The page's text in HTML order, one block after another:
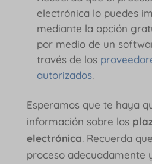
electrónica lo puedes
mediante la opción
por medio de un
través de los
autorizados.
Esperamos que te haya
información sobre los
electrónica. Recuerda
proceso adecuadamente